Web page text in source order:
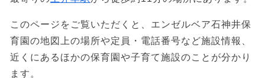
このページをご覧いただくと、エンゼルベア石神井保
育園の地図上の場所や定員・電話番号など施設情報、
近くにあるほかの保育園や子育て施設のことが分かり
ます。